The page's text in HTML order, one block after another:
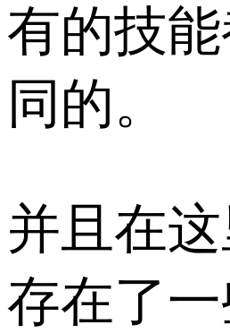
有的技
同的。
并且在
存在了